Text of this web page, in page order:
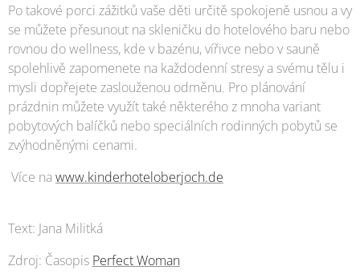
Po takové porci zážitků vaše děti určitě spokojeně usnou a vy
se můžete přesunout na skleničku do hotelového baru nebo
rovnou do wellness, kde v bazénu, vířivce nebo v sauně
spolehlivě zapomenete na každodenní stresy a svému tělu i
mysli dopřejete zaslouženou odměnu. Pro plánování
prázdnin můžete využít také některého z mnoha variant
pobytových balíčků nebo speciálních rodinných pobytů se
zvýhodněnými cenami.
Více na www.kinderhoteloberjoch.de
Text: Jana Militká
Zdroj: Časopis Perfect Woman